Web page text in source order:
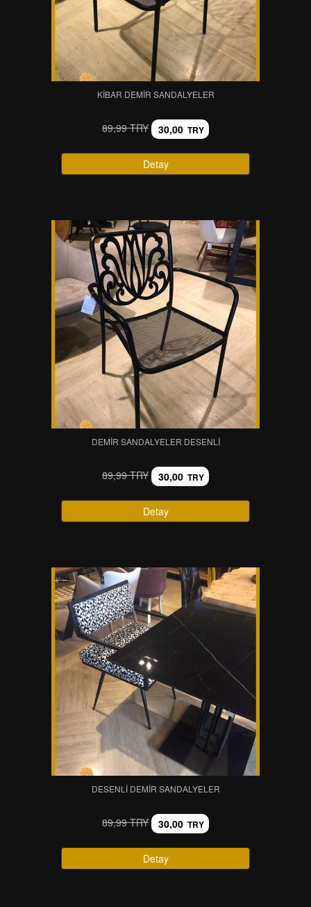
KIBAR DEMIR SANDALYELER
89,99 TRY 30,00 TRY
Detay
DEMIR SANDALYELER DESENLI
89,99 TRY 30,00 TRY
Detay
DESENLI DEMIR SANDALYELER
89,99 TRY 30,00 TRY
Detay